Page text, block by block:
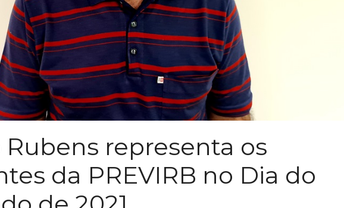
representa os
da PREVIRB no Dia do